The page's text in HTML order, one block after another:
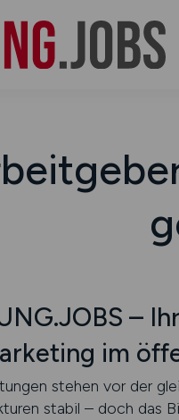
–
im
stehen vor der
stabil – doch das